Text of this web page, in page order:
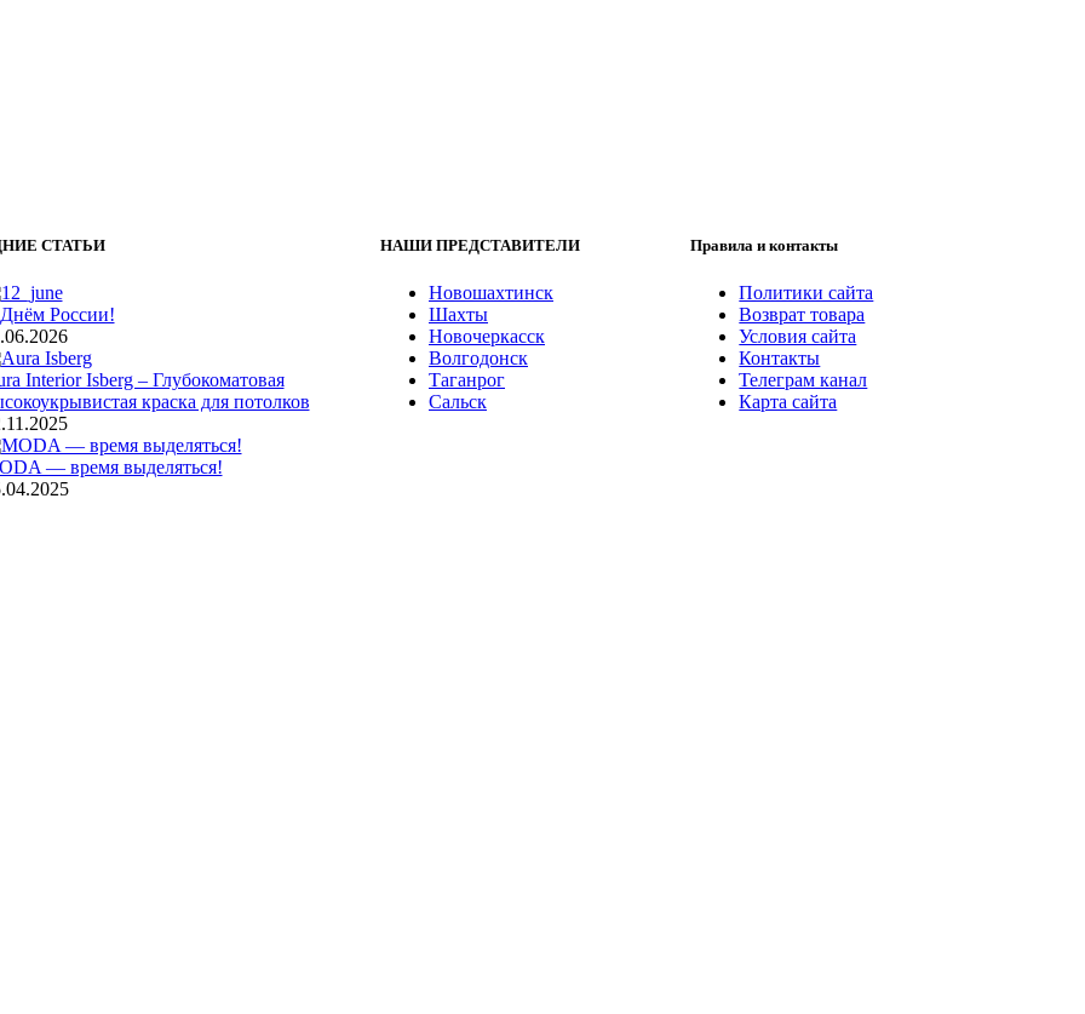
СТАТЬИ
России!
Interior Isberg – Глубокоматовая
краска для потолков
— время выделяться!
НАШИ ПРЕДСТАВИТЕЛИ
Новошахтинск
Шахты
Новочеркасск
Волгодонск
Таганрог
Сальск
Правила и контакты
Политики сайта
Возврат товара
Условия сайта
Контакты
Телеграм канал
Карта сайта